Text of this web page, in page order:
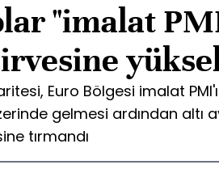
"imalat
Euro Bölgesi imalat
gelmesi ardından altı
tırmandı